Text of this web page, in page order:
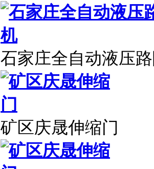
石家庄全自动液压
矿区庆晟伸缩门